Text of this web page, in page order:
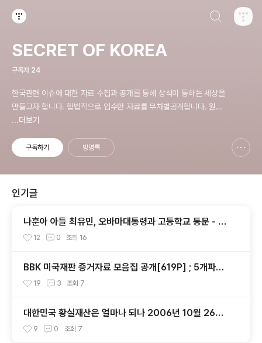
SECRET OF KOREA
구독자 24
한국관련 이슈에 대한 자료 수집과 공개를 통해 상식이 통하는 세상을
만들고자 합니다. 합법적으로 입수한 자료를 무차별공개합니다. 원칙
은 'NO EVIDENCE,NO STORY', 다운로드 www.docstoc.com/
리더나 RSS로!!
...더보기
구독하기 방명록
인기글
나훈아 아들 최유민, 오바마대통령과 고등학교 동문 - 하
와이 푸나호우사립학교 동문
12 0 조회 16
BBK 미국재판 증거자료 모음집 공개[619P] ; 5개파일
- 다운로드가능
19 3 조회 7
대한민국 황실재산은 얼마나 되나 2006년 10월 26일
주간동아
9 0 조회 7